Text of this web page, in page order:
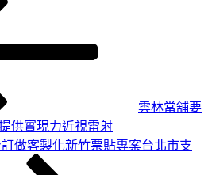
雲林當舖要
供實現力近視雷射
做客製化新竹票貼專案台北市支